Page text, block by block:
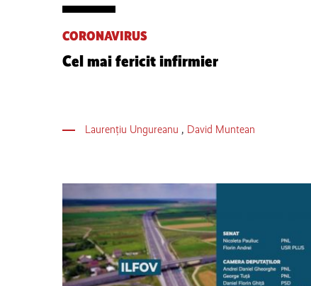
CORONAVIRUS
Cel mai fericit infirmier
Laurențiu Ungureanu , David Muntean